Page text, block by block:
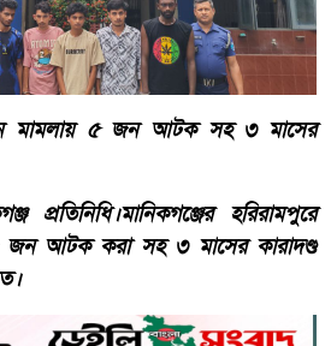
মামলায় ৫ জন আটক সহ ৩ মাসের
প্রতিনিধি।মানিকগঞ্জের হরিরামপুরে
আটক করা সহ ৩ মাসের কারাদণ্ড